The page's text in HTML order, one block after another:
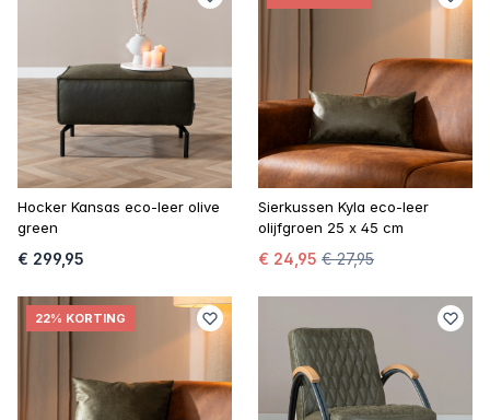
Hocker Kansas eco-leer olive
green
€ 299,95
Sierkussen Kyla eco-leer
olijfgroen 25 x 45 cm
€ 24,95 € 27,95
22% KORTING